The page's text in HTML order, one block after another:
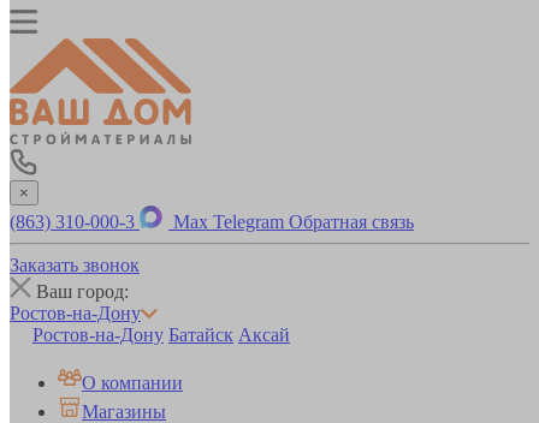
×
(863) 310-000-3 Max Telegram Обратная связь
Заказать звонок
Ваш город:
Ростов-на-Дону
Ростов-на-Дону Батайск Аксай
О компании
Магазины